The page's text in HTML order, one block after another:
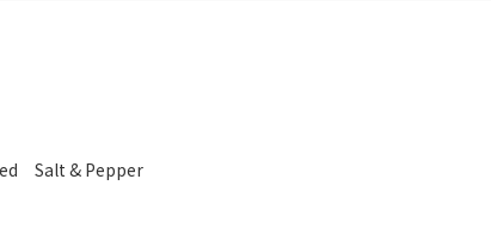
Salt & Pepper